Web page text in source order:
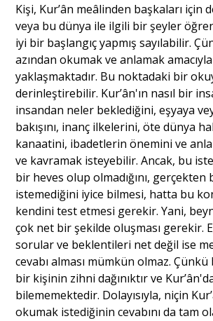
Kişi, Kur’ân meâlinden başkaları için
veya bu dünya ile ilgili bir şeyler
iyi bir başlangıç yapmış sayılabilir.
azından okumak ve anlamak
yaklaşmaktadır. Bu noktadaki bir
derinleştirebilir. Kur’ân'ın nasıl bir
insandan neler beklediğini, eşyaya
bakışını, inanç ilkelerini, öte dünya
kanaatini, ibadetlerin önemini ve
ve kavramak isteyebilir. Ancak, bu
bir heves olup olmadığını, gerçekten
istemediğini iyice bilmesi, hatta bu
kendini test etmesi gerekir. Yani,
çok net bir şekilde oluşması gerekir.
sorular ve beklentileri net değil ise
cevabı alması mümkün olmaz.
bir kişinin zihni dağınıktır ve
bilememektedir. Dolayısıyla, niçin
okumak istediğinin cevabını da tam